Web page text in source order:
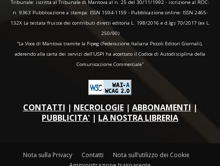
Tribunale: iscritta al Tribunale di Mantova al n. 25 del 30/11/1992 - iscrizione al ROC:
n. 9363 Pubblicazione a stampa: ISSN 1594-1159 - Pubblicazione online: ISSN 2465-
132X La testata fruisce dei contributi diretti editoria L. 198/2016 e d.lgs 70/2017 (ex L.
250/90)
“La Voce di Mantova tramite la Fipeg (Federazione Italiana Piccoli Editori Giornali),
aderendo alla carta dei servizi dell'USPI ha accettato il Codice di Autodisciplina della
Comunicazione Commerciale"
CONTATTI | NECROLOGIE| ABBONAMENTI |
PUBBLICITA' | LA NOSTRA LIBRERIA
Nota sulla Privacy Contatti
Nota sull’utilizzo dei Cookie